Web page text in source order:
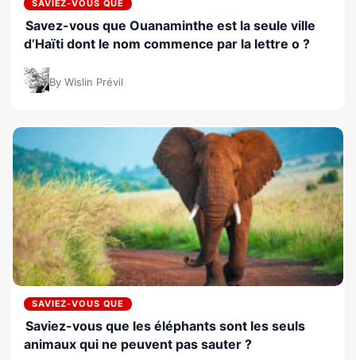
SAVIEZ-VOUS QUE
Savez-vous que Ouanaminthe est la seule ville
d’Haïti dont le nom commence par la lettre o ?
By Wislin Prévil
SAVIEZ-VOUS QUE
Saviez-vous que les éléphants sont les seuls
animaux qui ne peuvent pas sauter ?